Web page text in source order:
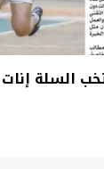
السلة إنات